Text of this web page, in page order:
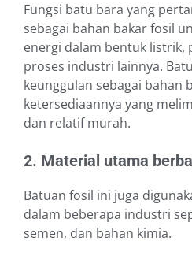
Fungsi batu bara yang
sebagai bahan bakar fosil
energi dalam bentuk listrik,
proses industri lainnya.
keunggulan sebagai bahan
ketersediaannya yang
dan relatif murah.
2. Material utama
Batuan fosil ini juga
dalam beberapa industri
semen, dan bahan kimia.